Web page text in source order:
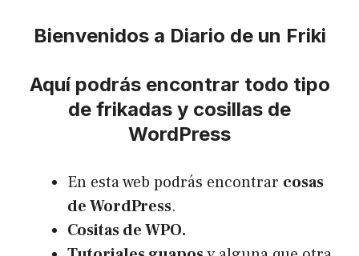
Bienvenidos a Diario de un Friki
Aquí podrás encontrar todo tipo
de frikadas y cosillas de
WordPress
En esta web podrás encontrar cosas
de WordPress.
Cositas de WPO.